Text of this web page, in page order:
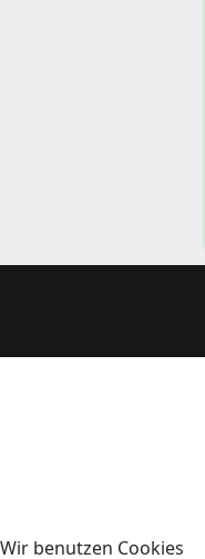
Wir benutzen Cookies